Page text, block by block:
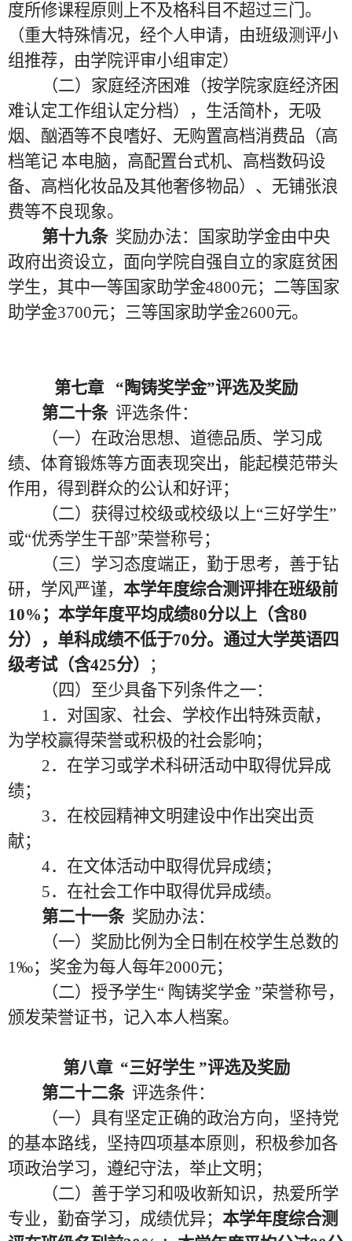
度所修课程原则上不及格科目不超过三门。
（重大特殊情况，经个人申请，由班级测评小
组推荐，由学院评审小组审定）
（二）家庭经济困难（按学院家庭经济困
难认定工作组认定分档），生活简朴，无吸
烟、酗酒等不良嗜好、无购置高档消费品（高
档笔记 本电脑，高配置台式机、高档数码设
备、高档化妆品及其他奢侈物品）、无铺张浪
费等不良现象。
第十九条 奖励办法：国家助学金由中央
政府出资设立，面向学院自强自立的家庭贫困
学生，其中一等国家助学金4800元；二等国家
助学金3700元；三等国家助学金2600元。
第七章
“陶铸奖学金”评选及奖励
第二十条 评选条件：
（一）在政治思想、道德品质、学习成
绩、体育锻炼等方面表现突出，能起模范带头
作用，得到群众的公认和好评；
（二）获得过校级或校级以上“三好学生”
或“优秀学生干部”荣誉称号；
（三）学习态度端正，勤于思考，善于钻
研，学风严谨， 本学年度综合测评排在班级前
10%；本学年度平均成绩80分以上（含80
分），单科成绩不低于70分。通过大学英语四
级考试（含425分）
；
（四）至少具备下列条件之一：
1．对国家、社会、学校作出特殊贡献，
为学校赢得荣誉或积极的社会影响；
2．在学习或学术科研活动中取得优异成
绩；
3．在校园精神文明建设中作出突出贡
献；
4．在文体活动中取得优异成绩；
5．在社会工作中取得优异成绩。
第二十一条 奖励办法：
（一）奖励比例为全日制在校学生总数的
1‰；奖金为每人每年2000元；
（二）授予学生“ 陶铸奖学金 ”荣誉称号，
颁发荣誉证书，记入本人档案。
第八章 “三好学生 ”评选及奖励
第二十二条 评选条件：
（一）具有坚定正确的政治方向，坚持党
的基本路线，坚持四项基本原则，积极参加各
项政治学习，遵纪守法，举止文明；
（二）善于学习和吸收新知识，热爱所学
专业，勤奋学习，成绩优异； 本学年度综合测